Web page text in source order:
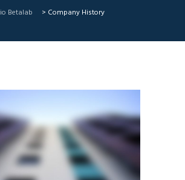
Betalab > Company History